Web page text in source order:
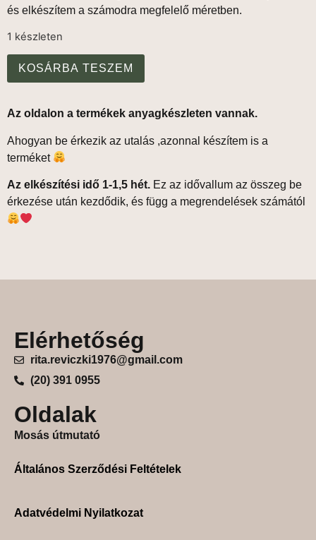
és elkészítem a számodra megfelelő méretben.
1 készleten
KOSÁRBA TESZEM
Az oldalon a termékek anyagkészleten vannak.
Ahogyan be érkezik az utalás ,azonnal készítem is a
terméket
Az elkészítési idő 1-1,5 hét. Ez az idővallum az összeg be
érkezése után kezdődik, és függ a megrendelések számától
Elérhetőség
rita.reviczki1976@gmail.com
(20) 391 0955
Oldalak
Mosás útmutató
Általános Szerződési Feltételek
Adatvédelmi Nyilatkozat